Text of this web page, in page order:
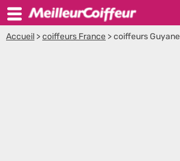
Accueil >coiffeurs France >coiffeurs Guyane